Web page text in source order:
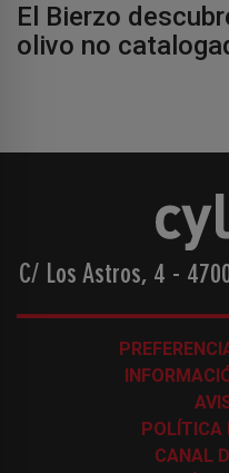
El Bierzo
olivo no
C/ Los Astros, 4 -
POLÍTICA
CANAL